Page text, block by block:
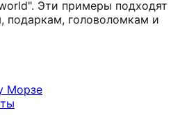
Эти примеры подходят
подаркам, головоломкам и
Морзе